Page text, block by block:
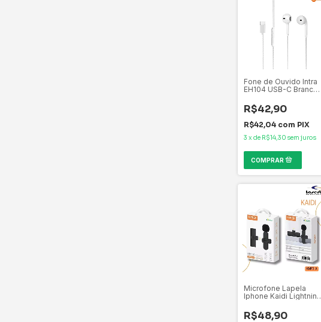
Fone de Ouvido Intra
EH104 USB-C Branco
R$42,90
R$42,04 com PIX
3 x de R$14,30 sem juros
Microfone Lapela
Iphone Kaidi Lightning
R$48,90